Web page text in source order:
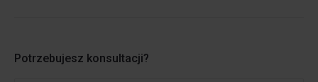
Potrzebujesz konsultacji?